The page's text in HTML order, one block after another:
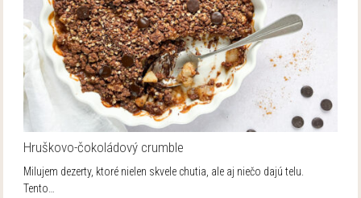
Hruškovo-čokoládový crumble
Milujem dezerty, ktoré nielen skvele chutia, ale aj niečo dajú telu.
Tento…